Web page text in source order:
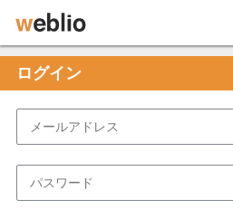
ログイン